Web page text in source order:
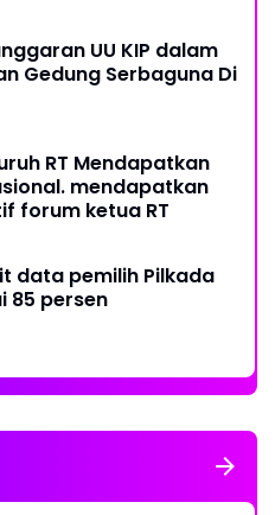
UU KIP dalam
Gedung Serbaguna Di
RT Mendapatkan
mendapatkan
forum ketua RT
data pemilih Pilkada
85 persen